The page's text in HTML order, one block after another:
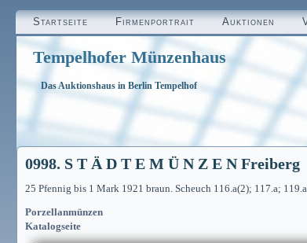
Startseite Firmenportrait Auktionen
Tempelhofer Münzenhaus
Das Auktionshaus in Berlin Tempelhof
0998. S T Ä D T E M Ü N Z E N Freiberg
25 Pfennig bis 1 Mark 1921 braun. Scheuch 116.a(2); 117.a;
Porzellanmünzen
Katalogseite